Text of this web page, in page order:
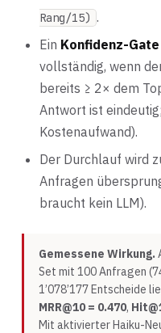
Rang/15) .
Ein Konfidenz-Gate
vollständig, wenn
bereits ≥ 2× dem
Antwort ist
Kostenaufwand).
Der Durchlauf wird
Anfragen
braucht kein LLM).
Gemessene Wirkung.
Set mit 100 Anfragen
1’078’177 Entscheide
MRR@10 = 0.470,
Mit aktivierter Haiku-